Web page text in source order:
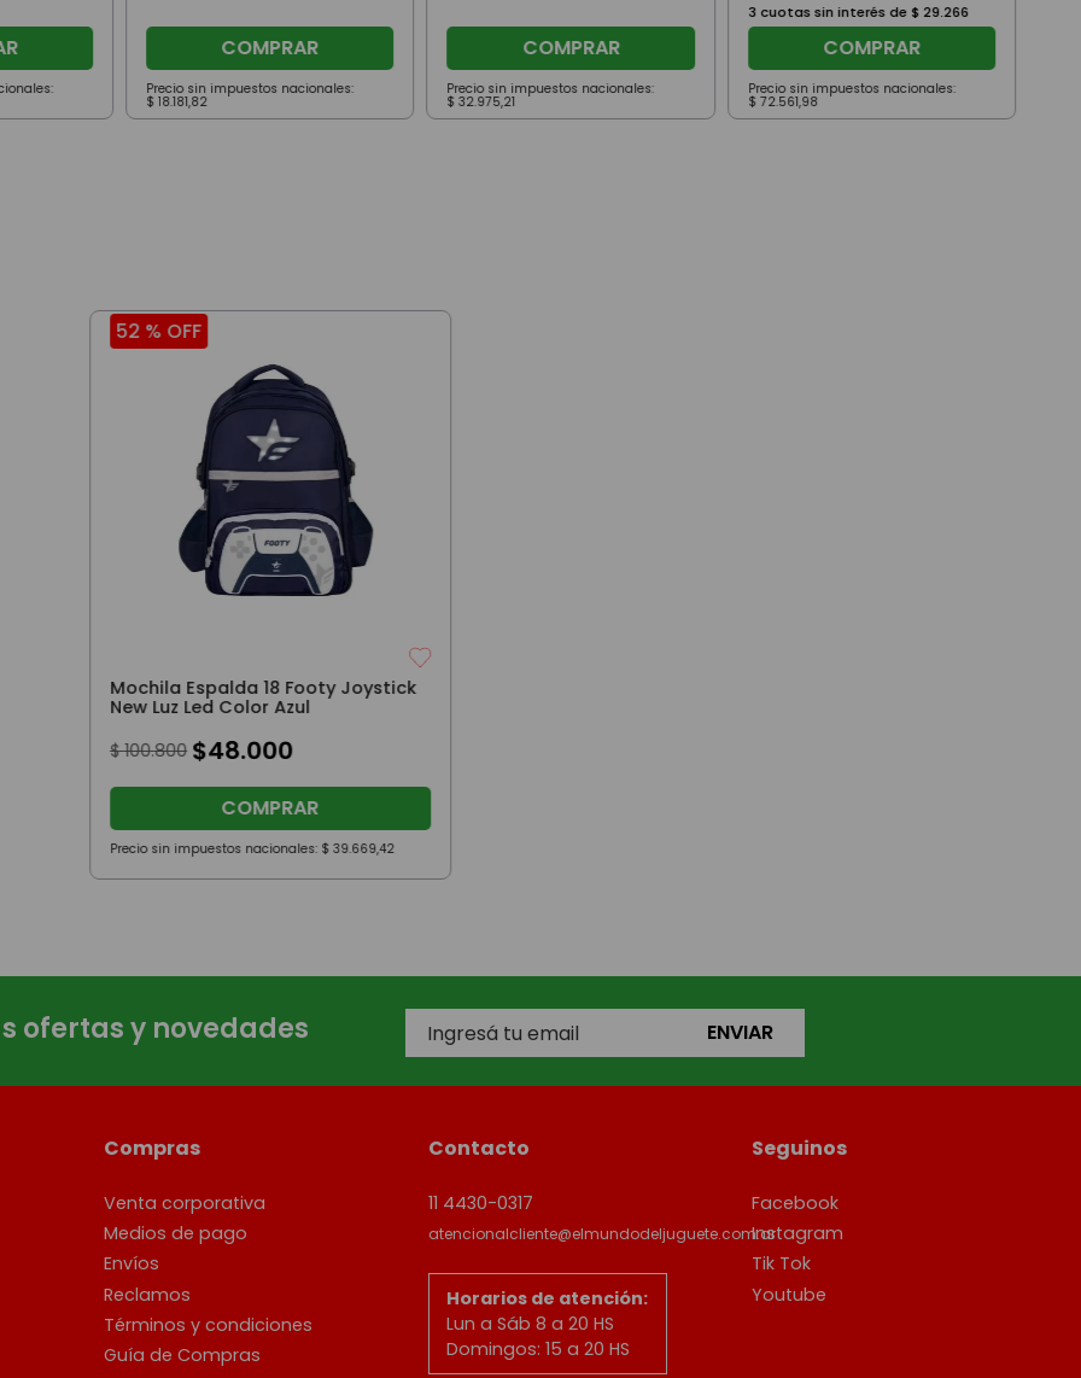
COMPRAR
Precio sin impuestos nacionales:
$ 18.181,82
COMPRAR
Precio sin impuestos nacionales:
$ 32.975,21
3 cuotas sin interés de $29.266
COMPRAR
Precio sin impuestos nacionales:
$ 72.561,98
52 %OFF
Mochila Espalda 18 Footy Joystick
New Luz Led Color Azul
$ 100.800 $48.000
COMPRAR
Precio sin impuestos nacionales: $ 39.669,42
ofertas y novedades ENVIAR
Compras
Venta corporativa
Medios de pago
Envíos
Reclamos
Términos y condiciones
Guía de Compras
Contacto
11 4430-0317
atencionalcliente@elmundodeljuguete.com.ar
Horarios de atención:
Lun a Sáb 8 a 20 HS
Domingos: 15 a 20 HS
Seguinos
Facebook
Instagram
Tik Tok
Youtube